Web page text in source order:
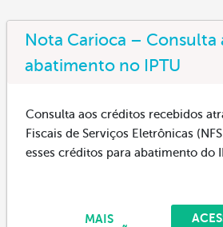
Nota Carioca – Consulta
abatimento no IPTU
Consulta aos créditos recebidos
Fiscais de Serviços Eletrônicas
esses créditos para abatimento do
MAIS